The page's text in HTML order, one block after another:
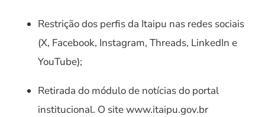
Restrição dos perfis da Itaipu nas redes sociais
(X, Facebook, Instagram, Threads, LinkedIn e
YouTube);
Retirada do módulo de notícias do portal
institucional. O site www.itaipu.gov.br